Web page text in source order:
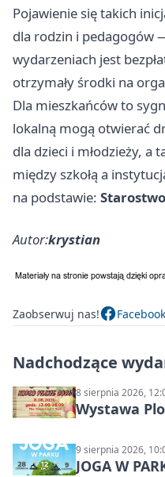
Pojawienie się takich
dla rodzin i pedagogów
wydarzeniach jest
otrzymały środki na
Dla mieszkańców to
lokalną mogą otwierać
dla dzieci i młodzieży, a
między szkołą a
na podstawie:
Autor:krystian
Zaobserwuj nas! Facebook
Nadchodzące
8 sierpnia 2026,
Wystawa
9 sierpnia 2026,
JOGA W